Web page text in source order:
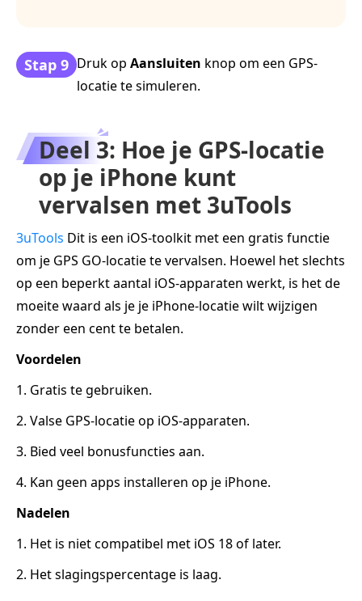
Stap 9 Druk op Aansluiten knop om een GPS-
locatie te simuleren.
Deel 3: Hoe je GPS-locatie
op je iPhone kunt
vervalsen met 3uTools
3uTools Dit is een iOS-toolkit met een gratis functie
om je GPS GO-locatie te vervalsen. Hoewel het slechts
op een beperkt aantal iOS-apparaten werkt, is het de
moeite waard als je je iPhone-locatie wilt wijzigen
zonder een cent te betalen.
Voordelen
1. Gratis te gebruiken.
2. Valse GPS-locatie op iOS-apparaten.
3. Bied veel bonusfuncties aan.
4. Kan geen apps installeren op je iPhone.
Nadelen
1. Het is niet compatibel met iOS 18 of later.
2. Het slagingspercentage is laag.